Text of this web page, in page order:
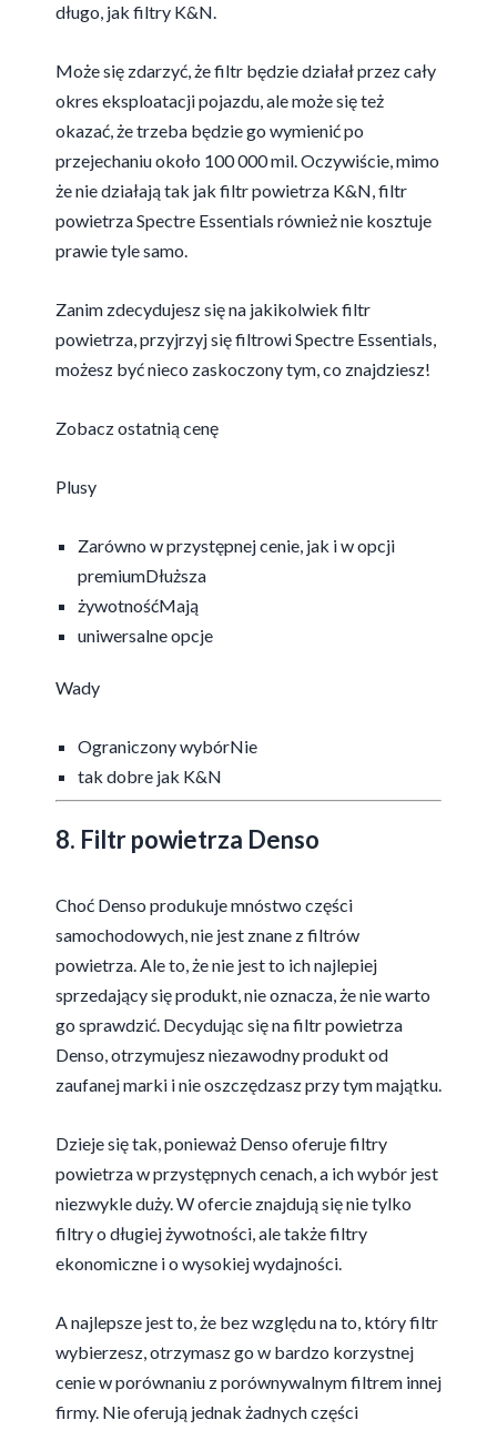
długo, jak filtry K&N.
Może się zdarzyć, że filtr będzie działał przez cały
okres eksploatacji pojazdu, ale może się też
okazać, że trzeba będzie go wymienić po
przejechaniu około 100 000 mil. Oczywiście, mimo
że nie działają tak jak filtr powietrza K&N, filtr
powietrza Spectre Essentials również nie kosztuje
prawie tyle samo.
Zanim zdecydujesz się na jakikolwiek filtr
powietrza, przyjrzyj się filtrowi Spectre Essentials,
możesz być nieco zaskoczony tym, co znajdziesz!
Zobacz ostatnią cenę
Plusy
Zarówno w przystępnej cenie, jak i w opcji
premiumDłuższa
żywotnośćMają
uniwersalne opcje
Wady
Ograniczony wybórNie
tak dobre jak K&N
8. Filtr powietrza Denso
Choć Denso produkuje mnóstwo części
samochodowych, nie jest znane z filtrów
powietrza. Ale to, że nie jest to ich najlepiej
sprzedający się produkt, nie oznacza, że nie warto
go sprawdzić. Decydując się na filtr powietrza
Denso, otrzymujesz niezawodny produkt od
zaufanej marki i nie oszczędzasz przy tym majątku.
Dzieje się tak, ponieważ Denso oferuje filtry
powietrza w przystępnych cenach, a ich wybór jest
niezwykle duży. W ofercie znajdują się nie tylko
filtry o długiej żywotności, ale także filtry
ekonomiczne i o wysokiej wydajności.
A najlepsze jest to, że bez względu na to, który filtr
wybierzesz, otrzymasz go w bardzo korzystnej
cenie w porównaniu z porównywalnym filtrem innej
firmy. Nie oferują jednak żadnych części